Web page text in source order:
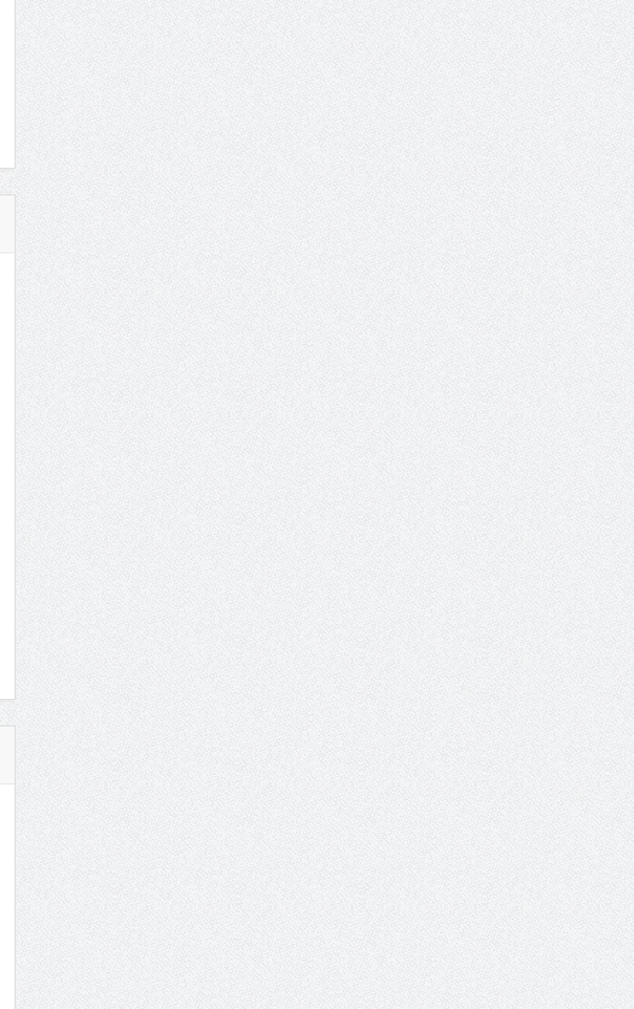
( مشعل بن عبد الله ) .. أمير يحمل
جينات الوطن ويتغذى من عشق
القيادة
حوار يحمل جينات الوطن مع الأمير
مشعل بن عبد الله بن عبد العزيز
رئيس غرفة نجران محيميد آل شرمه:
الانتخابات لن تؤثر على برامج
المجلس والشفافية هي أساس
عملنا
عضو مجلس الشارقة الرياضي
والمدير السابق للأكاديمية الأولمبية
في الامارات د . عبد الملك جاني :
منتدى ( اكتشاف المواهب
الاجتماعية ) فرصة للتوأمة بين
الرياضة والعمل الاجتماعي